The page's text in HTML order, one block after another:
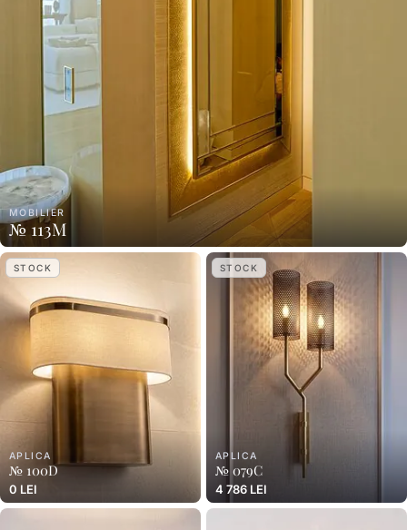
MOBILIER
№ 113M
STOCK
APLICA
№ 100D
0 LEI
STOCK
APLICA
№ 079C
4 786 LEI